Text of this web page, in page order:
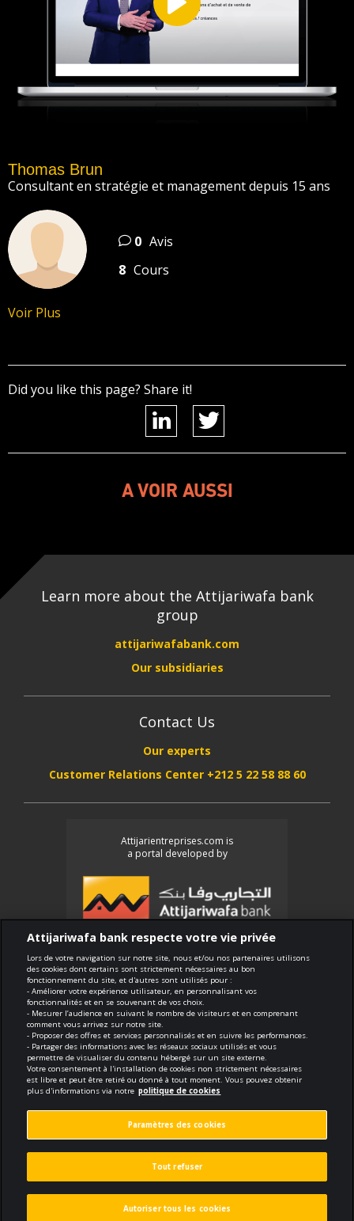
Thomas Brun
Consultant en stratégie et management depuis 15 ans
0 Avis
8 Cours
Voir Plus
Did you like this page? Share it!
A VOIR AUSSI
Learn more about the Attijariwafa bank
group
attijariwafabank.com
Our subsidiaries
Contact Us
Our experts
Customer Relations Center +212 5 22 58 88 60
Attijarientreprises.com is
a portal developed by
Compliance
Terms of use
Security and confidentiality
Politique de cookies
Protection des données personnelles
Paramètres des cookies
Created by void.fr
Products and
Search
Attijariwafa bank respecte votre vie privée
Lors de votre navigation sur notre site, nous et/ou nos partenaires utilisons
des cookies dont certains sont strictement nécessaires au bon
fonctionnement du site, et d'autres sont utilisés pour :
- Améliorer votre expérience utilisateur, en personnalisant vos
fonctionnalités et en se souvenant de vos choix.
- Mesurer l’audience en suivant le nombre de visiteurs et en comprenant
comment vous arrivez sur notre site.
- Proposer des offres et services personnalisés et en suivre les performances.
- Partager des informations avec les réseaux sociaux utilisés et vous
permettre de visualiser du contenu hébergé sur un site externe.
Votre consentement à l'installation de cookies non strictement nécessaires
est libre et peut être retiré ou donné à tout moment. Vous pouvez obtenir
plus d'informations via notre politique de cookies
Paramètres des cookies
Tout refuser
Autoriser tous les cookies